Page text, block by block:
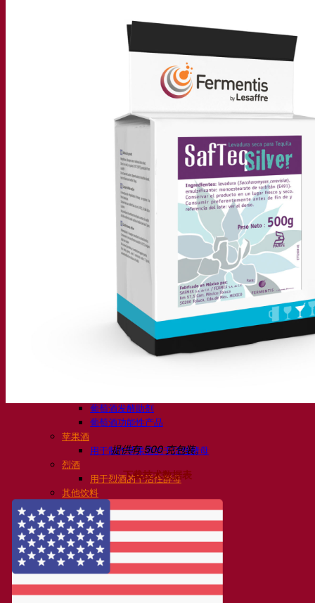
Lesaffre集团
产品开发
SafYeast™
Fermentis 学院
委托制造
酒水饮料品鉴
活性干酵母啤酒
发酵助剂啤酒
啤酒功能性产品
葡萄酒发酵助剂
葡萄酒功能性产品
苹果酒
用于制作苹果酒的干活性酵母
烈酒
用于烈酒的干活性酵母
其他饮料
用于其他饮料的干活性酵母
克瓦斯
高粱
咖啡
Fermentis 学院
Fermentis 学院
资源
提供有 500 克包装。
下载技术数据表